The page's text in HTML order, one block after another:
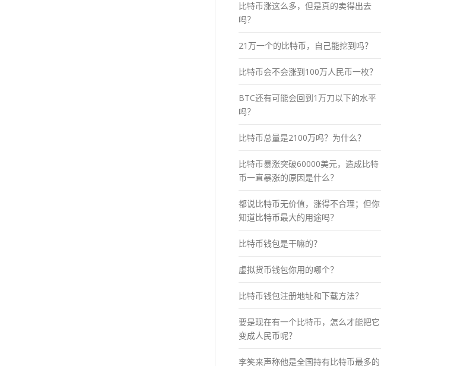
比特币涨这么多，但是真的卖得出去
吗？
21万一个的比特币，自己能挖到吗？
比特币会不会涨到100万人民币一枚？
BTC还有可能会回到1万刀以下的水平
吗？
比特币总量是2100万吗？为什么？
比特币暴涨突破60000美元，造成比特
币一直暴涨的原因是什么？
都说比特币无价值，涨得不合理；但你
知道比特币最大的用途吗？
比特币钱包是干嘛的？
虚拟货币钱包你用的哪个？
比特币钱包注册地址和下载方法？
要是现在有一个比特币，怎么才能把它
变成人民币呢？
李笑来声称他是全国持有比特币最多的